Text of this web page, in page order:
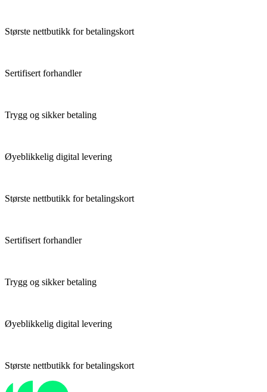
Største nettbutikk for betalingskort
Sertifisert forhandler
Trygg og sikker betaling
Øyeblikkelig digital levering
Største nettbutikk for betalingskort
Sertifisert forhandler
Trygg og sikker betaling
Øyeblikkelig digital levering
Største nettbutikk for betalingskort